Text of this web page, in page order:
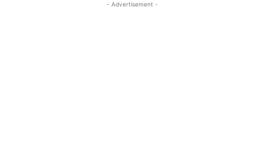
- Advertisement -